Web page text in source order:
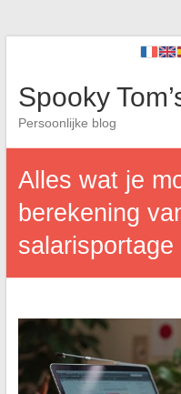
Spooky
Persoonlijke blog
Alles wat je
berekening
salarisportage